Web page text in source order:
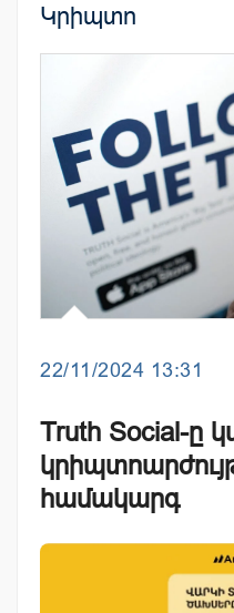
Կրիպտո
22/11/2024 13:31
Truth Social-ը
համակարգ